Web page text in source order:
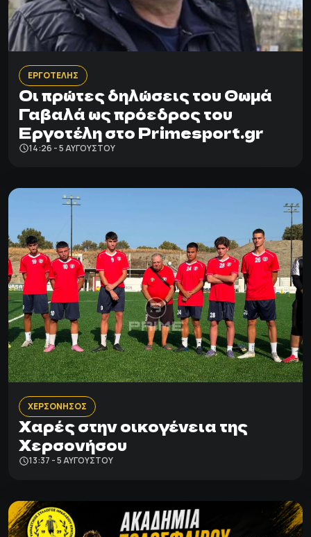
ΕΡΓΟΤΕΛΗΣ
Οι πρώτες δηλώσεις του Θωμά
Γαβαλά ως πρόεδρος του
Εργοτέλη στο Primesport.gr
14:26 - 5 ΑΥΓΟΎΣΤΟΥ
ΧΕΡΣΟΝΗΣΟΣ
Χαρές στην οικογένεια της
Χερσονήσου
13:37 - 5 ΑΥΓΟΎΣΤΟΥ